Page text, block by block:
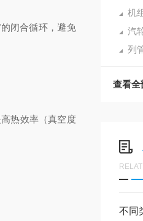
机
汽
列
查看全
闭合循环，避免
热效率（真空度